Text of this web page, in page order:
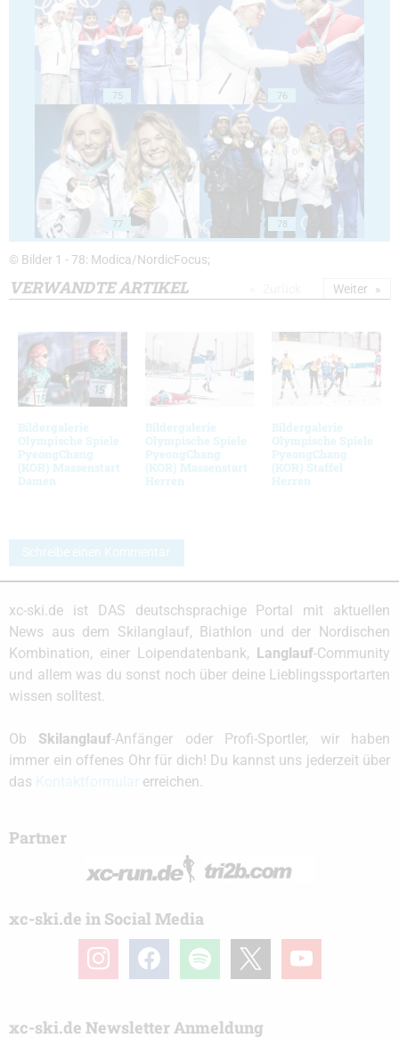
75 76
77 78
© Bilder 1 - 78: Modica/NordicFocus;
VERWANDTE ARTIKEL
Bildergalerie
Olympische Spiele
PyeongChang
(KOR) Massenstart
Damen
Bildergalerie
Olympische Spiele
PyeongChang
(KOR) Massenstart
Herren
Bildergalerie
Olympische Spiele
PyeongChang
(KOR) Staffel
Herren
Weiter
Schreibe einen Kommentar
xc-ski.de ist DAS deutschsprachige Portal mit aktuellen
News aus dem Skilanglauf, Biathlon und der Nordischen
Kombination, einer Loipendatenbank,
Langlauf-Community
und allem was du sonst noch über deine Lieblingssportarten
wissen solltest.
Ob Skilanglauf-Anfänger oder Profi-Sportler, wir haben
immer ein offenes Ohr für dich! Du kannst uns jederzeit über
das
erreichen.
Partner
xc-ski.de in Social Media
instagramfacebook spotify youtube
xc-ski.de Newsletter Anmeldung